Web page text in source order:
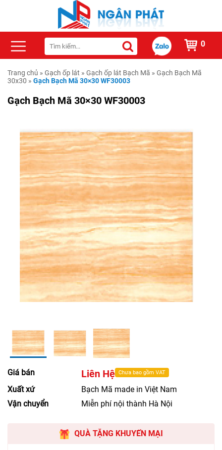
0
Trang chủ » Gạch ốp lát » Gạch ốp lát Bạch Mã » Gạch Bạch Mã
30x30 » Gạch Bạch Mã 30×30 WF30003
Gạch Bạch Mã 30×30 WF30003
Giá bán Liên Hệ Chưa bao gồm VAT
Xuất xứ
Bạch Mã made in Việt Nam
Vận chuyển
Miễn phí nội thành Hà Nội
QUÀ TẶNG KHUYẾN MẠI